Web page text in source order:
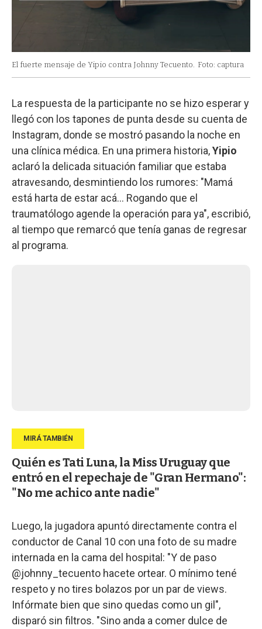
El fuerte mensaje de Yipio contra Johnny Tecuento. Foto: captura
La respuesta de la participante no se hizo esperar y
llegó con los tapones de punta desde su cuenta de
Instagram, donde se mostró pasando la noche en
una clínica médica. En una primera historia,Yipio
aclaró la delicada situación familiar que estaba
atravesando, desmintiendo los rumores: "Mamá
está harta de estar acá... Rogando que el
traumatólogo agende la operación para ya", escribió,
al tiempo que remarcó que tenía ganas de regresar
al programa.
Quién es Tati Luna, la Miss Uruguay que
entró en el repechaje de "Gran Hermano":
"No me achico ante nadie"
Luego, la jugadora apuntó directamente contra el
conductor de Canal 10 con una foto de su madre
internada en la cama del hospital: "Y de paso
@johnny_tecuento hacete ortear. O mínimo tené
respeto y no tires bolazos por un par de views.
Infórmate bien que sino quedas como un gil",
disparó sin filtros. "Sino anda a comer dulce de